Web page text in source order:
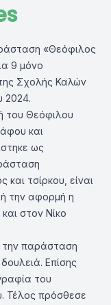
«Θεόφιλος
9 μόνο
Σχολής Καλών
2024.
του Θεόφιλου
και
ως
και τσίρκου, είναι
την αφορμή η
στον Νίκο
την παράσταση
Επίσης
του
Τέλος πρόσθεσε